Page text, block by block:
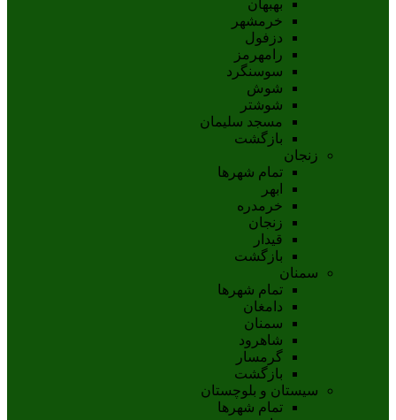
بهبهان
خرمشهر
دزفول
رامهرمز
سوسنگرد
شوش
شوشتر
مسجد سليمان
بازگشت
زنجان
تمام شهر‌ها
ابهر
خرمدره
زنجان
قيدار
بازگشت
سمنان
تمام شهر‌ها
دامغان
سمنان
شاهرود
گرمسار
بازگشت
سیستان و بلوچستان
تمام شهر‌ها